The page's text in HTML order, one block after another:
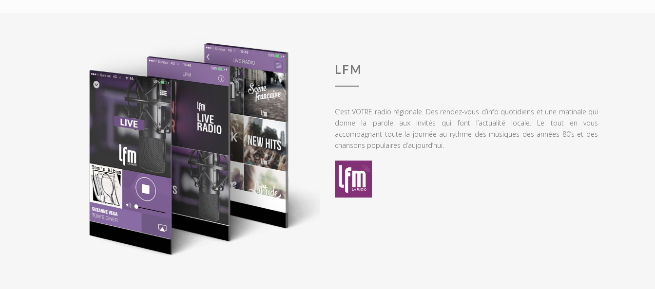
LFM
C’est VOTRE radio régionale. Des rendez-vous d’info quotidiens et une matinale qui
donne la parole aux invités qui font l’actualité locale. Le tout en vous
accompagnant toute la journée au rythme des musiques des années 80’s et des
chansons populaires d’aujourd’hui.